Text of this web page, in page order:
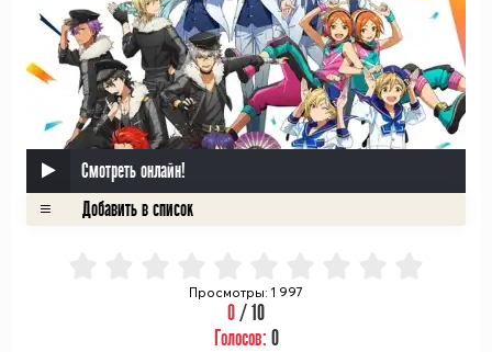
Смотреть онлайн!
Просмотры: 1 997
0/ 10
Голосов: 0